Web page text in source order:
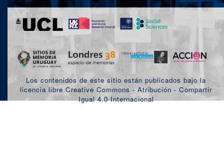
Los contenidos de este sitio están publicados bajo la
licencia libre Creative Commons - Atribución - Compartir
Igual 4.0 Internacional